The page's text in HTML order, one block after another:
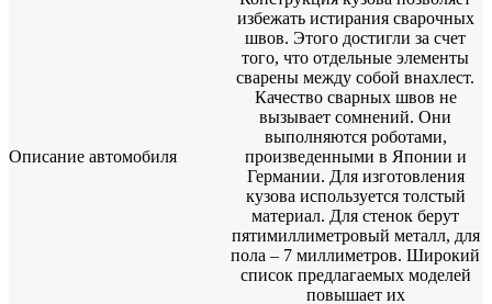
Описание автомобиля
избежать истирания сварочных
швов. Этого достигли за счет
того, что отдельные элементы
сварены между собой внахлест.
Качество сварных швов не
вызывает сомнений. Они
выполняются роботами,
произведенными в Японии и
Германии. Для изготовления
кузова используется толстый
материал. Для стенок берут
пятимиллиметровый металл, для
пола – 7 миллиметров. Широкий
список предлагаемых моделей
повышает их